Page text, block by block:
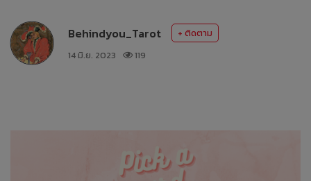
Behindyou_Tarot
+ ติดตาม
14 มิ.ย. 2023
119